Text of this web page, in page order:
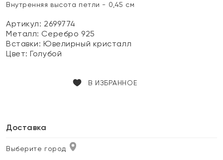
Внутренняя высота петли - 0,45 см
Артикул: 2699774
Металл: Серебро 925
Вставки:Ювелирный кристалл
Цвет:Голубой
В ИЗБРАННОЕ
Доставка
Выберите город